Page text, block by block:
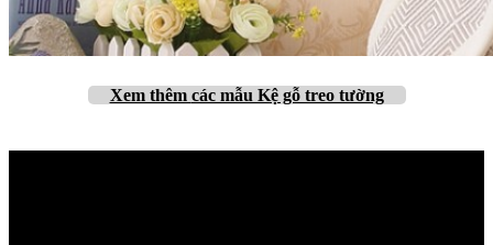
Xem thêm các mẫu Kệ gỗ treo tường